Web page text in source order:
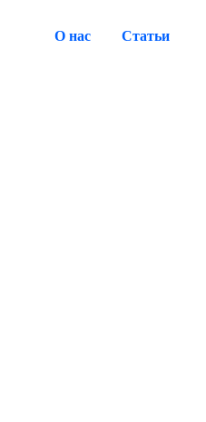
О нас Статьи